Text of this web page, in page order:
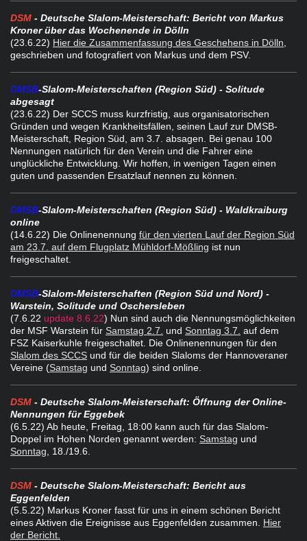
DSM - Deutsche Slalom-Meisterschaft: Bericht von Markus
Kroner über das Wochenende in Dölln
(23.6.22) Hier die Zusammenfassung des Geschehens in Dölln
geschrieben und fotografiert von Markus und dem PSV.
DMSB-Slalom-Meisterschaften (Region Süd) - Solitude
abgesagt
(23.6.22) Der SCCS muss kurzfristig, aus organisatorischen
Gründen und wegen Krankheitsfällen, seinen Lauf zur DMSB-
Meisterschaft, Region Süd, am 3.7. absagen. Bei genau 100
Nennungen natürlich für den Verein und die Fahrer eine
unglückliche Entwicklung. Wir hoffen, in wenigen Tagen einen
guten und passenden Ersatzlauf nennen zu können.
DMSB-Slalom-Meisterschaften (Region Süd) - Waldkraiburg
online
(14.6.22) Die Onlinenennung für den vierten Lauf der Region Süd
am 23.7. auf dem Flugplatz Mühldorf-Mößling ist nun
freigeschaltet.
DMSB-Slalom-Meisterschaften (Region Süd und Nord) -
Warstein, Solitude und Oschersleben
(7.6.22 update 8.6.22) Nun sind auch die Nennungsmöglichkeiten
der MSF Warstein für Samstag 2.7. und Sonntag 3.7. auf dem
FSZ Kaiserkuhle freigeschaltet. Die Onlinenennungen für den
Slalom des SCCS und für die beiden Slaloms der Hannoveraner
Vereine (Samstag und Sonntag) sind online.
DSM - Deutsche Slalom-Meisterschaft: Öffnung der Online-
Nennungen für Eggebek
(6.5.22) Ab heute, Freitag, 18:00 kann auch für das Slalom-
Doppel im Hohen Norden genannt werden: Samstag und
Sonntag , 18./19.6.
DSM - Deutsche Slalom-Meisterschaft: Bericht aus
Eggenfelden
(5.5.22) Markus Kroner fasst für uns in einem schönen Bericht
eines Aktiven die Ereignisse aus Eggenfelden zusammen. Hier
der Bericht.